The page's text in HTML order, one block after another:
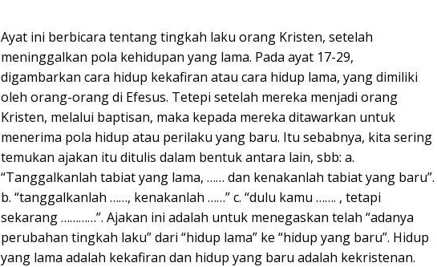
Ayat ini berbicara tentang tingkah laku orang Kristen, setelah
meninggalkan pola kehidupan yang lama. Pada ayat 17-29,
digambarkan cara hidup kekafiran atau cara hidup lama, yang dimiliki
oleh orang-orang di Efesus. Tetepi setelah mereka menjadi orang
Kristen, melalui baptisan, maka kepada mereka ditawarkan untuk
menerima pola hidup atau perilaku yang baru. Itu sebabnya, kita sering
temukan ajakan itu ditulis dalam bentuk antara lain, sbb: a.
“Tanggalkanlah tabiat yang lama, …… dan kenakanlah tabiat yang baru”.
b. “tanggalkanlah ……, kenakanlah ……” c. “dulu kamu ……. , tetapi
sekarang …………”. Ajakan ini adalah untuk menegaskan telah “adanya
perubahan tingkah laku” dari “hidup lama” ke “hidup yang baru”. Hidup
yang lama adalah kekafiran dan hidup yang baru adalah kekristenan.